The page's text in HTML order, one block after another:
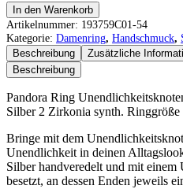
Pandora
Ring
Unendlichkeitsknoten
Menge
In den Warenkorb
Artikelnummer: 193759C01-54
Kategorie: Damenring, Handschmuck,
Beschreibung
Zusätzliche
Beschreibung
Pandora Ring
Silber 2 Zirkonia synth. Ringgröße
Bringe mit dem
Unendlichkeit in deinen
Silber handveredelt und mit
besetzt, an dessen Enden jeweils